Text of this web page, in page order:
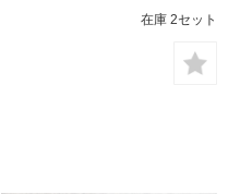
在庫 2セット